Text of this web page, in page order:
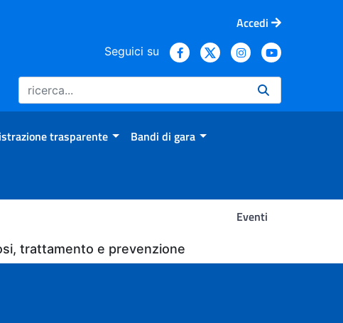
Accedi
Seguici su
trasparente Bandi di gara
Eventi
trattamento e prevenzione